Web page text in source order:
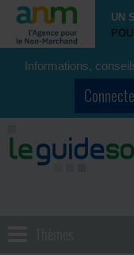
UN
Informations,